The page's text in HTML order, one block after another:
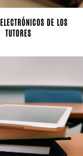
DE LOS
TUTORES